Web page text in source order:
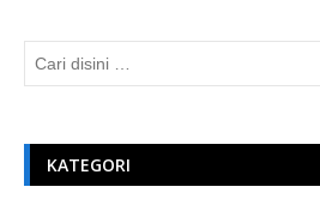
KATEGORI